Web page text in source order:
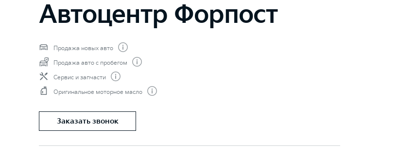
Автоцентр Форпост
Продажа новых авто
Продажа авто с пробегом
Сервис и запчасти
Оригинальное моторное масло
Заказать звонок